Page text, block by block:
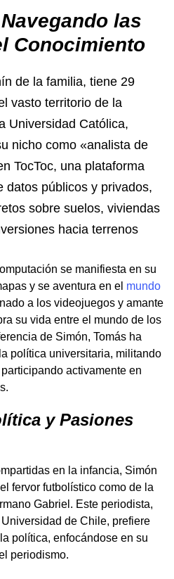
las
Conocimiento
de la familia, tiene 29
vasto territorio de la
Universidad Católica,
nicho como «analista de
TocToc, una plataforma
datos públicos y privados,
sobre suelos, viviendas
hacia terrenos
se manifiesta en su
y se aventura en el mundo
a los videojuegos y amante
su vida entre el mundo de los
de Simón, Tomás ha
política universitaria, militando
activamente en
y Pasiones
en la infancia, Simón
fervor futbolístico como de la
Gabriel. Este periodista,
de Chile, prefiere
política, enfocándose en su
periodismo.